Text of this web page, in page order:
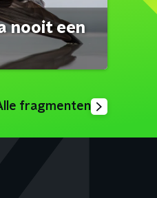
nooit een
fragmenten